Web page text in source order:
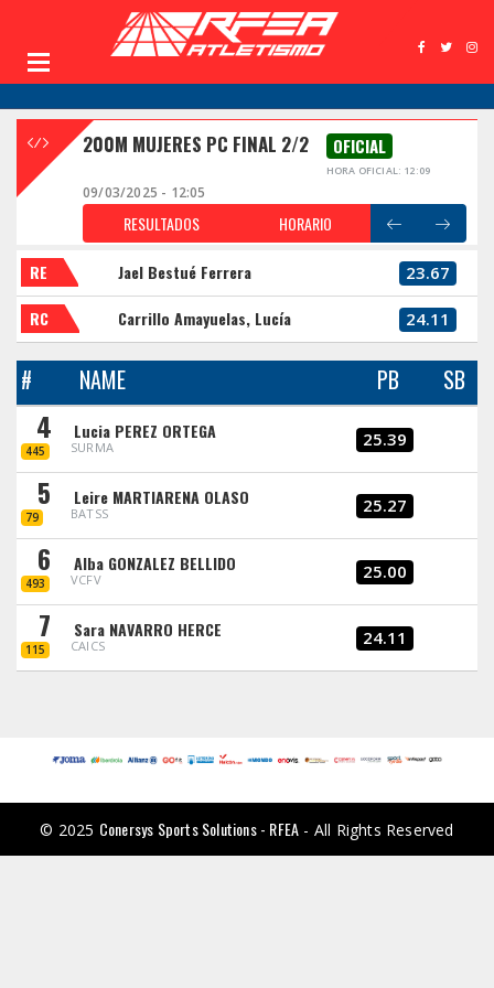
200M MUJERES PC FINAL 2/2 OFICIAL
HORA OFICIAL: 12:09
09/03/2025 - 12:05
RESULTADOS HORARIO
RE Jael Bestué Ferrera 23.67
RC Carrillo Amayuelas, Lucía 24.11
# NAME PB SB
4
445
Lucia PEREZ ORTEGA
SURMA 25.39
5
79
Leire MARTIARENA OLASO
BATSS 25.27
6
493
Alba GONZALEZ BELLIDO
VCFV 25.00
7
115
Sara NAVARRO HERCE
CAICS 24.11
© 2025 Conersys Sports Solutions - RFEA - All Rights Reserved